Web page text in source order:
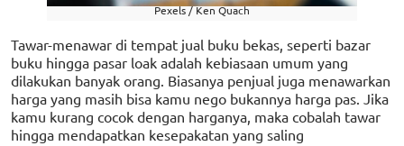
Pexels / Ken Quach
Tawar-menawar di tempat jual buku bekas, seperti bazar
buku hingga pasar loak adalah kebiasaan umum yang
dilakukan banyak orang. Biasanya penjual juga menawarkan
harga yang masih bisa kamu nego bukannya harga pas. Jika
kamu kurang cocok dengan harganya, maka cobalah tawar
hingga mendapatkan kesepakatan yang saling